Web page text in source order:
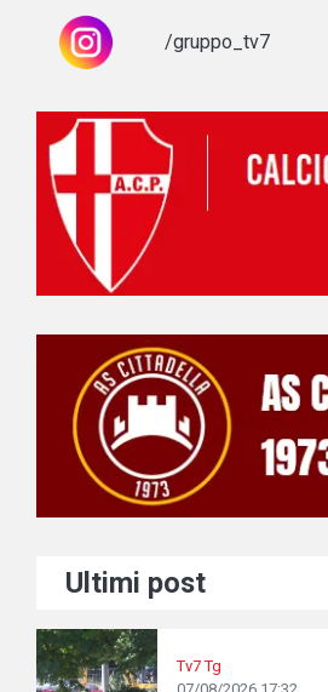
/gruppo_tv7
Ultimi post
Tv7 Tg